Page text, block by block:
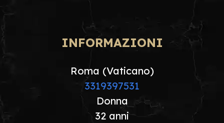
INFORMAZIONI
Roma (Vaticano)
3319397531
Donna
32 anni